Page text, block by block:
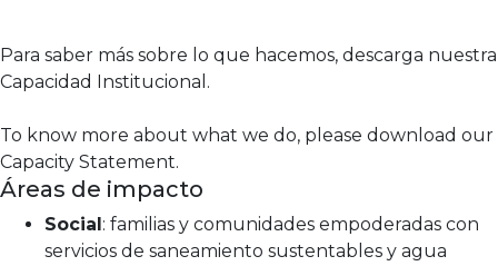
Para saber más sobre lo que hacemos, descarga nuestra
Capacidad Institucional.
To know more about what we do, please download our
Capacity Statement.
Áreas de impacto
Social: familias y comunidades empoderadas con
servicios de saneamiento sustentables y agua